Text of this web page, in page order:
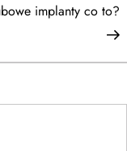
implanty co to?